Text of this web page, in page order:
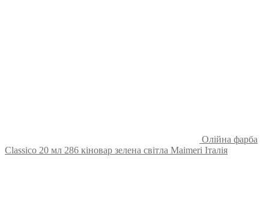
Олійна фарба
Classico 20 мл 286 кіновар зелена світла Maimeri Італія